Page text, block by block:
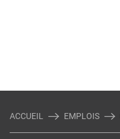
ACCUEIL EMPLOIS